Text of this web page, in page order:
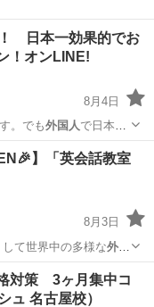
日本一効果的でお
！オンLINE!
8月4日
。でも外国人で日本語
なくてはいけ…
】「英会話教室
8月3日
て世界中の多様な外国
対策 3ヶ月集中コ
ュ 名古屋校）